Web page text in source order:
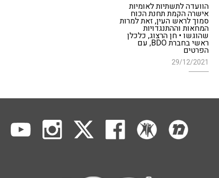
הוועדה לתשתיות לאומיות
אישרה הקמת תחנת הכוח
סמוך לראש העין, זאת למרות
המחאות וההתנגדויות
שהוגשו • חן הרצוג, כלכלן
ראשי בחברת BDO, עם
הפרטים
29/12/2021